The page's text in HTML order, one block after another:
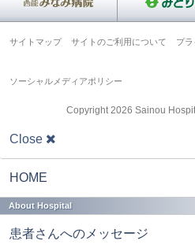
サイトマップ サイトのご利用について プ
ソーシャルメディアポリシー
Copyright 2026 Sainou
Close
menu
HOME
About Hospital
患者さんへのメッセージ